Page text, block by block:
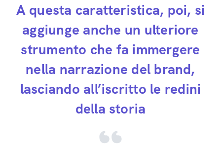
A questa caratteristica, poi, si
aggiunge anche un ulteriore
strumento che fa immergere
nella narrazione del brand,
lasciando all’iscritto le redini
della storia